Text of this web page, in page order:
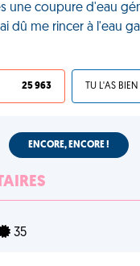
une coupure d'eau
dû me rincer à l'eau
25 963
ENCORE, ENCORE !
35